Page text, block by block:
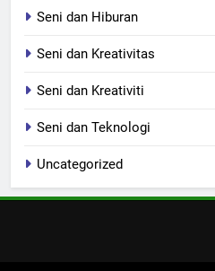
Seni dan Hiburan
Seni dan Kreativitas
Seni dan Kreativiti
Seni dan Teknologi
Uncategorized